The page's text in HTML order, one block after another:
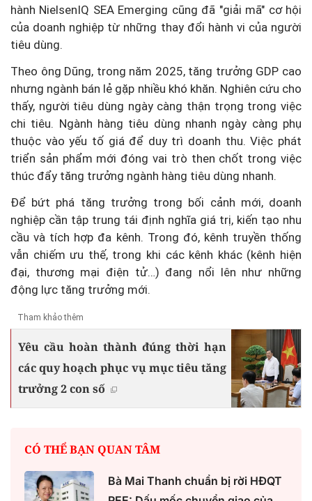
hành NielsenIQ SEA Emerging cũng đã "giải mã" cơ hội
của doanh nghiệp từ những thay đổi hành vi của người
tiêu dùng.
Theo ông Dũng, trong năm 2025, tăng trưởng GDP cao
nhưng ngành bán lẻ gặp nhiều khó khăn. Nghiên cứu cho
thấy, người tiêu dùng ngày càng thận trọng trong việc
chi tiêu. Ngành hàng tiêu dùng nhanh ngày càng phụ
thuộc vào yếu tố giá để duy trì doanh thu. Việc phát
triển sản phẩm mới đóng vai trò then chốt trong việc
thúc đẩy tăng trưởng ngành hàng tiêu dùng nhanh.
Để bứt phá tăng trưởng trong bối cảnh mới, doanh
nghiệp cần tập trung tái định nghĩa giá trị, kiến tạo nhu
cầu và tích hợp đa kênh. Trong đó, kênh truyền thống
vẫn chiếm ưu thế, trong khi các kênh khác (kênh hiện
đại, thương mại điện tử…) đang nổi lên như những
động lực tăng trưởng mới.
Tham khảo thêm
Yêu cầu hoàn thành đúng thời hạn
các quy hoạch phục vụ mục tiêu tăng
trưởng 2 con số
CÓ THỂ BẠN QUAN TÂM
Bà Mai Thanh chuẩn bị rời HĐQT